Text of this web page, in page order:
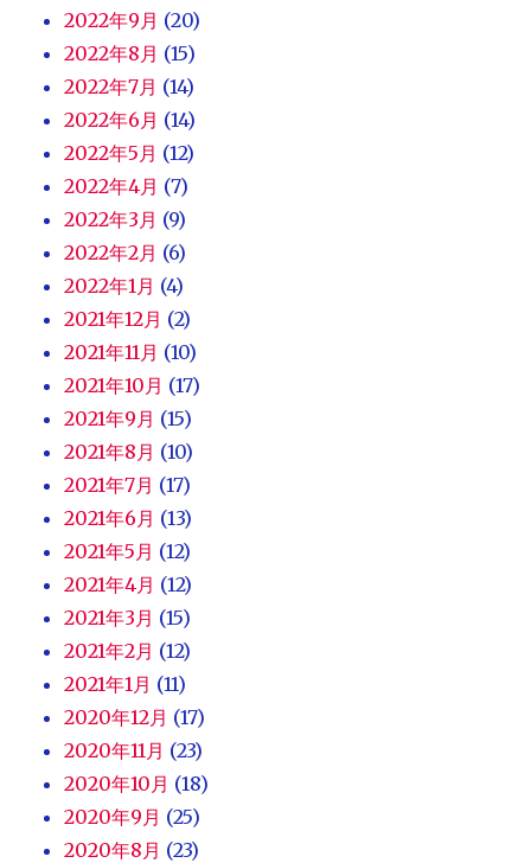
2022年9月 (20)
2022年8月 (15)
2022年7月 (14)
2022年6月 (14)
2022年5月 (12)
2022年4月 (7)
2022年3月 (9)
2022年2月 (6)
2022年1月 (4)
2021年12月 (2)
2021年11月 (10)
2021年10月 (17)
2021年9月 (15)
2021年8月 (10)
2021年7月 (17)
2021年6月 (13)
2021年5月 (12)
2021年4月 (12)
2021年3月 (15)
2021年2月 (12)
2021年1月 (11)
2020年12月 (17)
2020年11月 (23)
2020年10月 (18)
2020年9月 (25)
2020年8月 (23)